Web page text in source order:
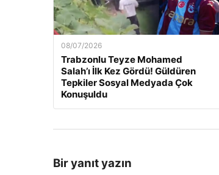
08/07/2026
Trabzonlu Teyze Mohamed
Salah’ı İlk Kez Gördü! Güldüren
Tepkiler Sosyal Medyada Çok
Konuşuldu
Bir yanıt yazın